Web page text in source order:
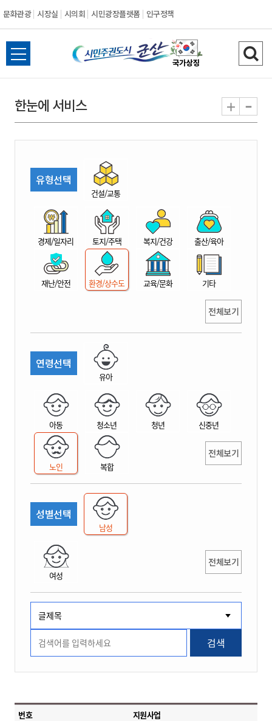
문화관광 시장실 시의회 시민광장플랫폼 인구정책
시
민
권
시
산
전
체
뉴
열
검
색
기
한눈에 서비스 + -
유형선택
건설/교통
경제/일자리 토지/주택 복지/건강 출산/육아
재난/안전 환경/상수도 교육/문화 기타
전체보기
연령선택
유아
아동 청소년 청년 신중년
노인 복합
전체보기
성별선택
남성
여성
전체보기
검색
번호 지원사업